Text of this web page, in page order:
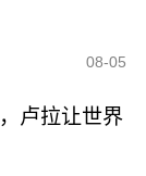
08-05
卢拉让世界